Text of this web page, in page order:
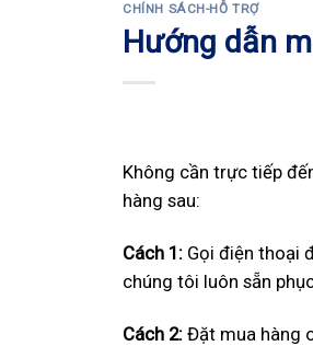
CHÍNH SÁCH-HỖ TRỢ
Hướng dẫn
Không cần trực tiếp
hàng sau:
Cách 1: Gọi điện thoại
chúng tôi luôn sẵn
Cách 2: Đặt mua hàng